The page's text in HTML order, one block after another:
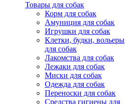
Товары для собак
Корм для собак
Амуниция для собак
Игрушки для собак
Клетки, будки, вольеры
для собак
Лакомства для собак
Лежаки для собак
Миски для собак
Одежда для собак
Переноски для собак
Средства гигиены для